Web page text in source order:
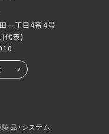
一丁目4番4号
(代表)
品・システム